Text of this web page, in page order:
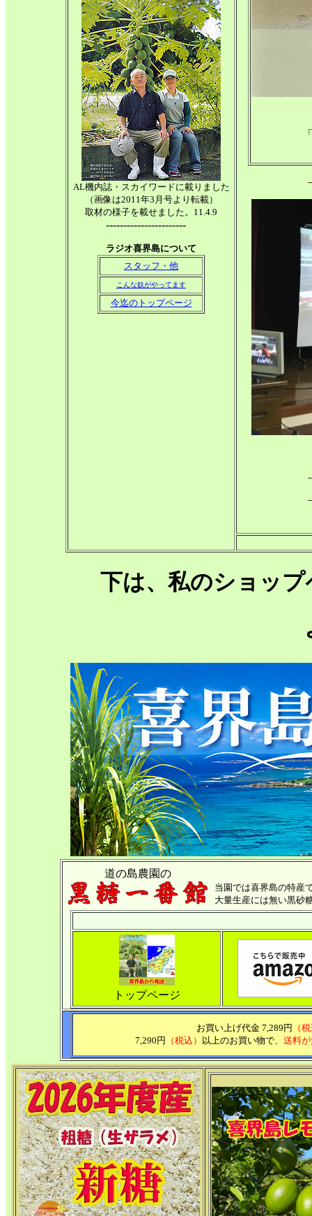
AL機内誌・スカイワードに載りました
（画像は2011年3月号より転載）
取材の様子を載せました。11.4.9
-----------------------
ラジオ喜界島について
スタッフ・他
こんな奴がやってます
今迄のトップページ
下は、私のショッ
道の島農園の
当園では喜界島の特産
大量生産には無い黒砂
トップページ
お買い上げ代金 7,289円 （
7,290円 （税込） 以上のお買い物で、 送料